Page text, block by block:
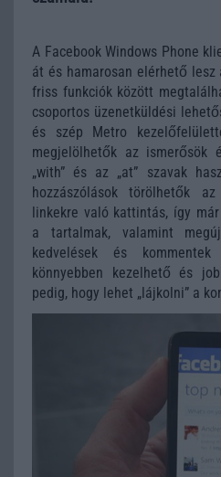
A Facebook Windows Phone
át és hamarosan elérhető
friss funkciók között
csoportos üzenetküldési
és szép Metro
megjelölhetők az ismerősök
„with” és az „at” szavak
hozzászólások törölhetők
linkekre való kattintás, így
a tartalmak, valamint
kedvelések és
könnyebben kezelhető és
pedig, hogy lehet „lájkolni” a